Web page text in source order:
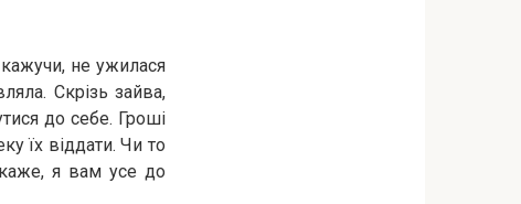
не ужилася
Скрізь зайва,
до себе. Гроші
їх віддати. Чи то
каже, я вам усе до